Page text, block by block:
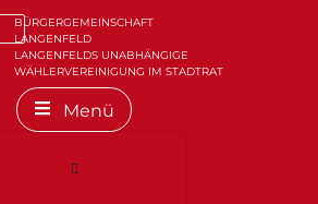
BÜRGERGEMEINSCHAFT
LANGENFELD
LANGENFELDS UNABHÄNGIGE
WÄHLERVEREINIGUNG IM STADTRAT
Menü